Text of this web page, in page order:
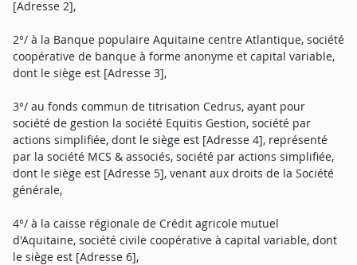
[Adresse 2],
2°/ à la Banque populaire Aquitaine centre Atlantique, société
coopérative de banque à forme anonyme et capital variable,
dont le siège est [Adresse 3],
3°/ au fonds commun de titrisation Cedrus, ayant pour
société de gestion la société Equitis Gestion, société par
actions simplifiée, dont le siège est [Adresse 4], représenté
par la société MCS & associés, société par actions simplifiée,
dont le siège est [Adresse 5], venant aux droits de la Société
générale,
4°/ à la caisse régionale de Crédit agricole mutuel
d'Aquitaine, société civile coopérative à capital variable, dont
le siège est [Adresse 6],